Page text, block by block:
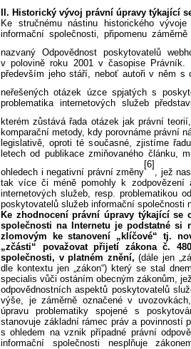
II. Historický vývoj právní úpravy týkající
Ke stručnému nástinu historického
informační společnosti, připomenu
nazvaný Odpovědnost poskytovatelů
v polovině roku 2001 v časopise Právník.
především jeho stáří, neboť autoři v něm s
neřešených otázek úzce spjatých s
problematika internetových služeb
kterém zůstává řada otázek jak právní
komparační metody, kdy porovnáme právní
legislativě, oproti té současné, zjistíme
letech od publikace zmiňovaného článku,
ohledech i negativní právní změny
[6]
, jež
tak více či méně pomohly k zodpovězení
internetových služeb, resp. problematikou
poskytovatelů služeb informační společnosti
Ke zhodnocení právní úpravy týkající se
společnosti na Internetu je podstatné si
zlomovým ke stanovení „klíčové“ tj.
„zčásti“ považovat přijetí zákona č.
společnosti, v platném znění,(dále jen
dle kontextu jen „zákon“) který se stal
specialis vůči ostáním obecným zákonům,
odpovědnostních aspektů poskytovatelů
výše, je záměrně označené v
úpravu problematiky spojené s
stanovuje základní rámec práv a povinností
s ohledem na vznik případné právní
informační společnosti nesplňuje